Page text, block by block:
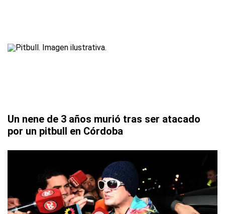
Un nene de 3 años murió tras ser atacado
por un pitbull en Córdoba